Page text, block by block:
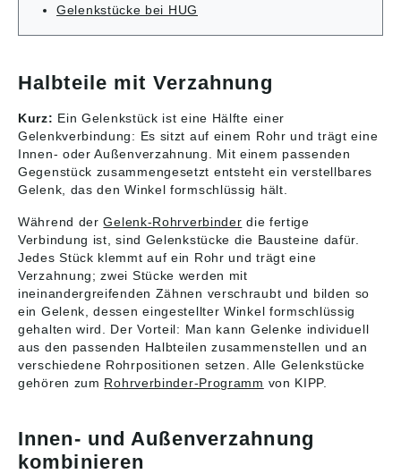
Neckar, Deutschland,
Co.KG, Heubergstr. 2,
72172 Sulz am
E-Mail: info@kipp.com
werden. Die
mm. Sollen kleinere
Rohre geklemmt oder
Vierkantrohr
umgestellt werden, so
kann durch
Reduzierhülsen
K0492 das
angepasst werden.
Auf Anfrage:
Kunststoffklemmhebel
zur Befestigung.
Zubehör: -
Reduzierhülsen
K0492 - Rund- und
Vierkantrohre K0493
M: 45 H: 5,9 G: 26,5
Gewicht ca. kg : 0,028
T: M6-DIN 985 S:
Angaben gemäß
Produktsicherheitsver
Rohre geklemmt oder
Vierkantrohr
umgestellt werden, so
kann durch
Reduzierhülsen
K0492 das
angepasst werden.
Auf Anfrage:
Kunststoffklemmhebel
zur Befestigung.
Zubehör: -
Reduzierhülsen
K0492 - Rund- und
Vierkantrohre K0493
N: 5,7 H: 27,5 G: 25
Gewicht ca. kg : 0,029
A: 18 T: M6-DIN 985
D: 6,1 C: 9,7 Angaben
gemäß
Gelenkstücke bei HUG
Halbteile mit Verzahnung
Kurz: Ein Gelenkstück ist eine Hälfte einer
Gelenkverbindung: Es sitzt auf einem Rohr und trägt eine
Innen- oder Außenverzahnung. Mit einem passenden
Gegenstück zusammengesetzt entsteht ein verstellbares
Gelenk, das den Winkel formschlüssig hält.
Während derGelenk-Rohrverbinder die fertige
Verbindung ist, sind Gelenkstücke die Bausteine dafür.
Jedes Stück klemmt auf ein Rohr und trägt eine
Verzahnung; zwei Stücke werden mit
ineinandergreifenden Zähnen verschraubt und bilden so
ein Gelenk, dessen eingestellter Winkel formschlüssig
gehalten wird. Der Vorteil: Man kann Gelenke individuell
aus den passenden Halbteilen zusammenstellen und an
verschiedene Rohrpositionen setzen. Alle Gelenkstücke
gehören zum Rohrverbinder-Programm von KIPP.
Innen- und Außenverzahnung
kombinieren